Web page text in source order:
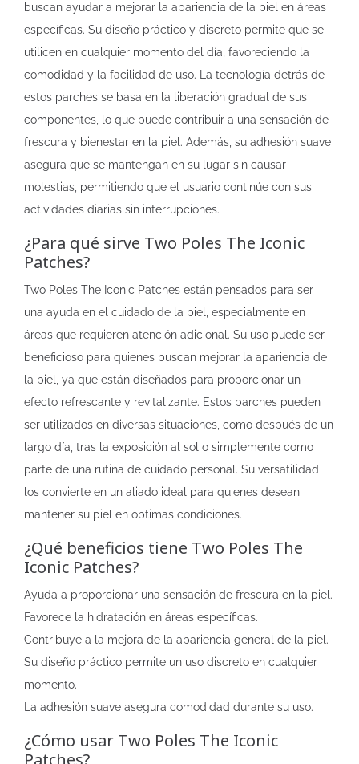
buscan ayudar a mejorar la apariencia de la piel en áreas
específicas. Su diseño práctico y discreto permite que se
utilicen en cualquier momento del día, favoreciendo la
comodidad y la facilidad de uso. La tecnología detrás de
estos parches se basa en la liberación gradual de sus
componentes, lo que puede contribuir a una sensación de
frescura y bienestar en la piel. Además, su adhesión suave
asegura que se mantengan en su lugar sin causar
molestias, permitiendo que el usuario continúe con sus
actividades diarias sin interrupciones.
¿Para qué sirve Two Poles The Iconic
Patches?
Two Poles The Iconic Patches están pensados para ser
una ayuda en el cuidado de la piel, especialmente en
áreas que requieren atención adicional. Su uso puede ser
beneficioso para quienes buscan mejorar la apariencia de
la piel, ya que están diseñados para proporcionar un
efecto refrescante y revitalizante. Estos parches pueden
ser utilizados en diversas situaciones, como después de un
largo día, tras la exposición al sol o simplemente como
parte de una rutina de cuidado personal. Su versatilidad
los convierte en un aliado ideal para quienes desean
mantener su piel en óptimas condiciones.
¿Qué beneficios tiene Two Poles The
Iconic Patches?
Ayuda a proporcionar una sensación de frescura en la piel.
Favorece la hidratación en áreas específicas.
Contribuye a la mejora de la apariencia general de la piel.
Su diseño práctico permite un uso discreto en cualquier
momento.
La adhesión suave asegura comodidad durante su uso.
¿Cómo usar Two Poles The Iconic
Patches?